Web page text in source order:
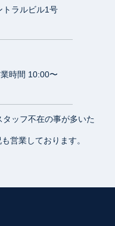
トラルビル1号
時間 10:00〜
ッフ不在の事が多いた
営業しております。